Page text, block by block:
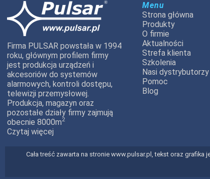
Firma PULSAR powstała w 1994
roku, głównym profilem firmy
jest produkcja urządzeń i
akcesoriów do systemów
alarmowych, kontroli dostępu,
telewizji przemysłowej.
Produkcja, magazyn oraz
pozostałe działy firmy zajmują
obecnie 8000m2
Czytaj więcej
Menu
Strona główna
Produkty
O firmie
Aktualności
Strefa klienta
Szkolenia
Nasi dystrybutorzy
Pomoc
Blog
Cała treść zawarta na stronie www.pulsar.pl, tekst oraz